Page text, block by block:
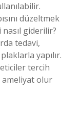
düzeltmek
giderilir?
tedavi,
yapılır.
tercih
ameliyat olur